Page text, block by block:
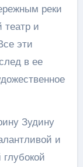
реки
театр и
эти
в ее
Зудину
и